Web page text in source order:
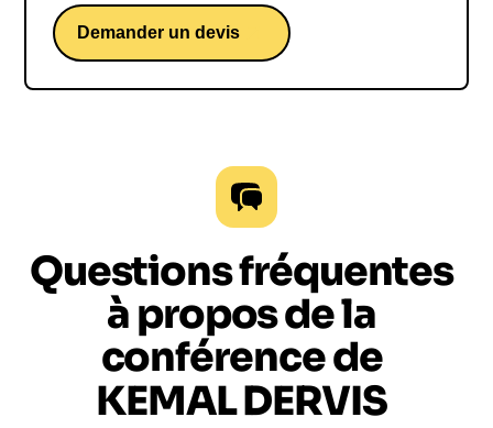
Demander un devis
Questions fréquentes
à propos de la
conférence de
KEMAL DERVIS